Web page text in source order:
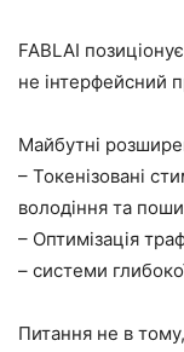
FABLAI
не інтерфейсний
Майбутні
– Токенізовані
володіння та
– Оптимізація
– системи
Питання не в